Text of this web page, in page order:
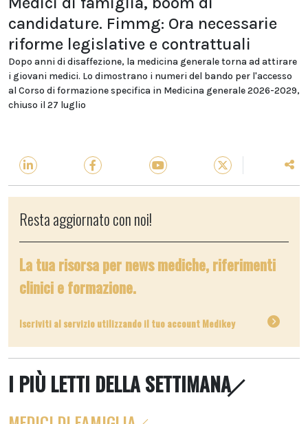
candidature. Fimmg: Ora necessarie
riforme legislative e contrattuali
Dopo anni di disaffezione, la medicina generale torna ad attirare
i giovani medici. Lo dimostrano i numeri del bando per l'accesso
al Corso di formazione specifica in Medicina generale 2026-2029,
chiuso il 27 luglio
Resta aggiornato con noi!
La tua risorsa per news mediche, riferimenti
clinici e formazione.
Iscriviti al servizio utilizzando il tuo account Medikey
I PIÙ LETTI DELLA SETTIMANA